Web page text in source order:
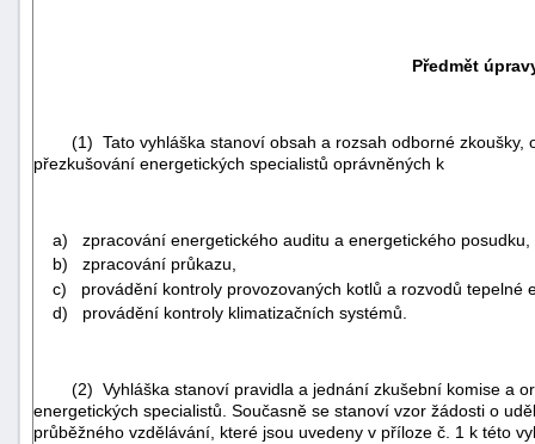
Předmět
(1) Tato vyhláška stanoví obsah a rozsah odborné zkoušky,
přezkušování energetických specialistů oprávněných k
a) zpracování energetického auditu a energetického posudku,
b) zpracování průkazu,
c) provádění kontroly provozovaných kotlů a rozvodů tepelné
d) provádění kontroly klimatizačních systémů.
(2) Vyhláška stanoví pravidla a jednání zkušební komise a
energetických specialistů. Současně se stanoví vzor žádosti o
průběžného vzdělávání, které jsou uvedeny v příloze č. 1 k této